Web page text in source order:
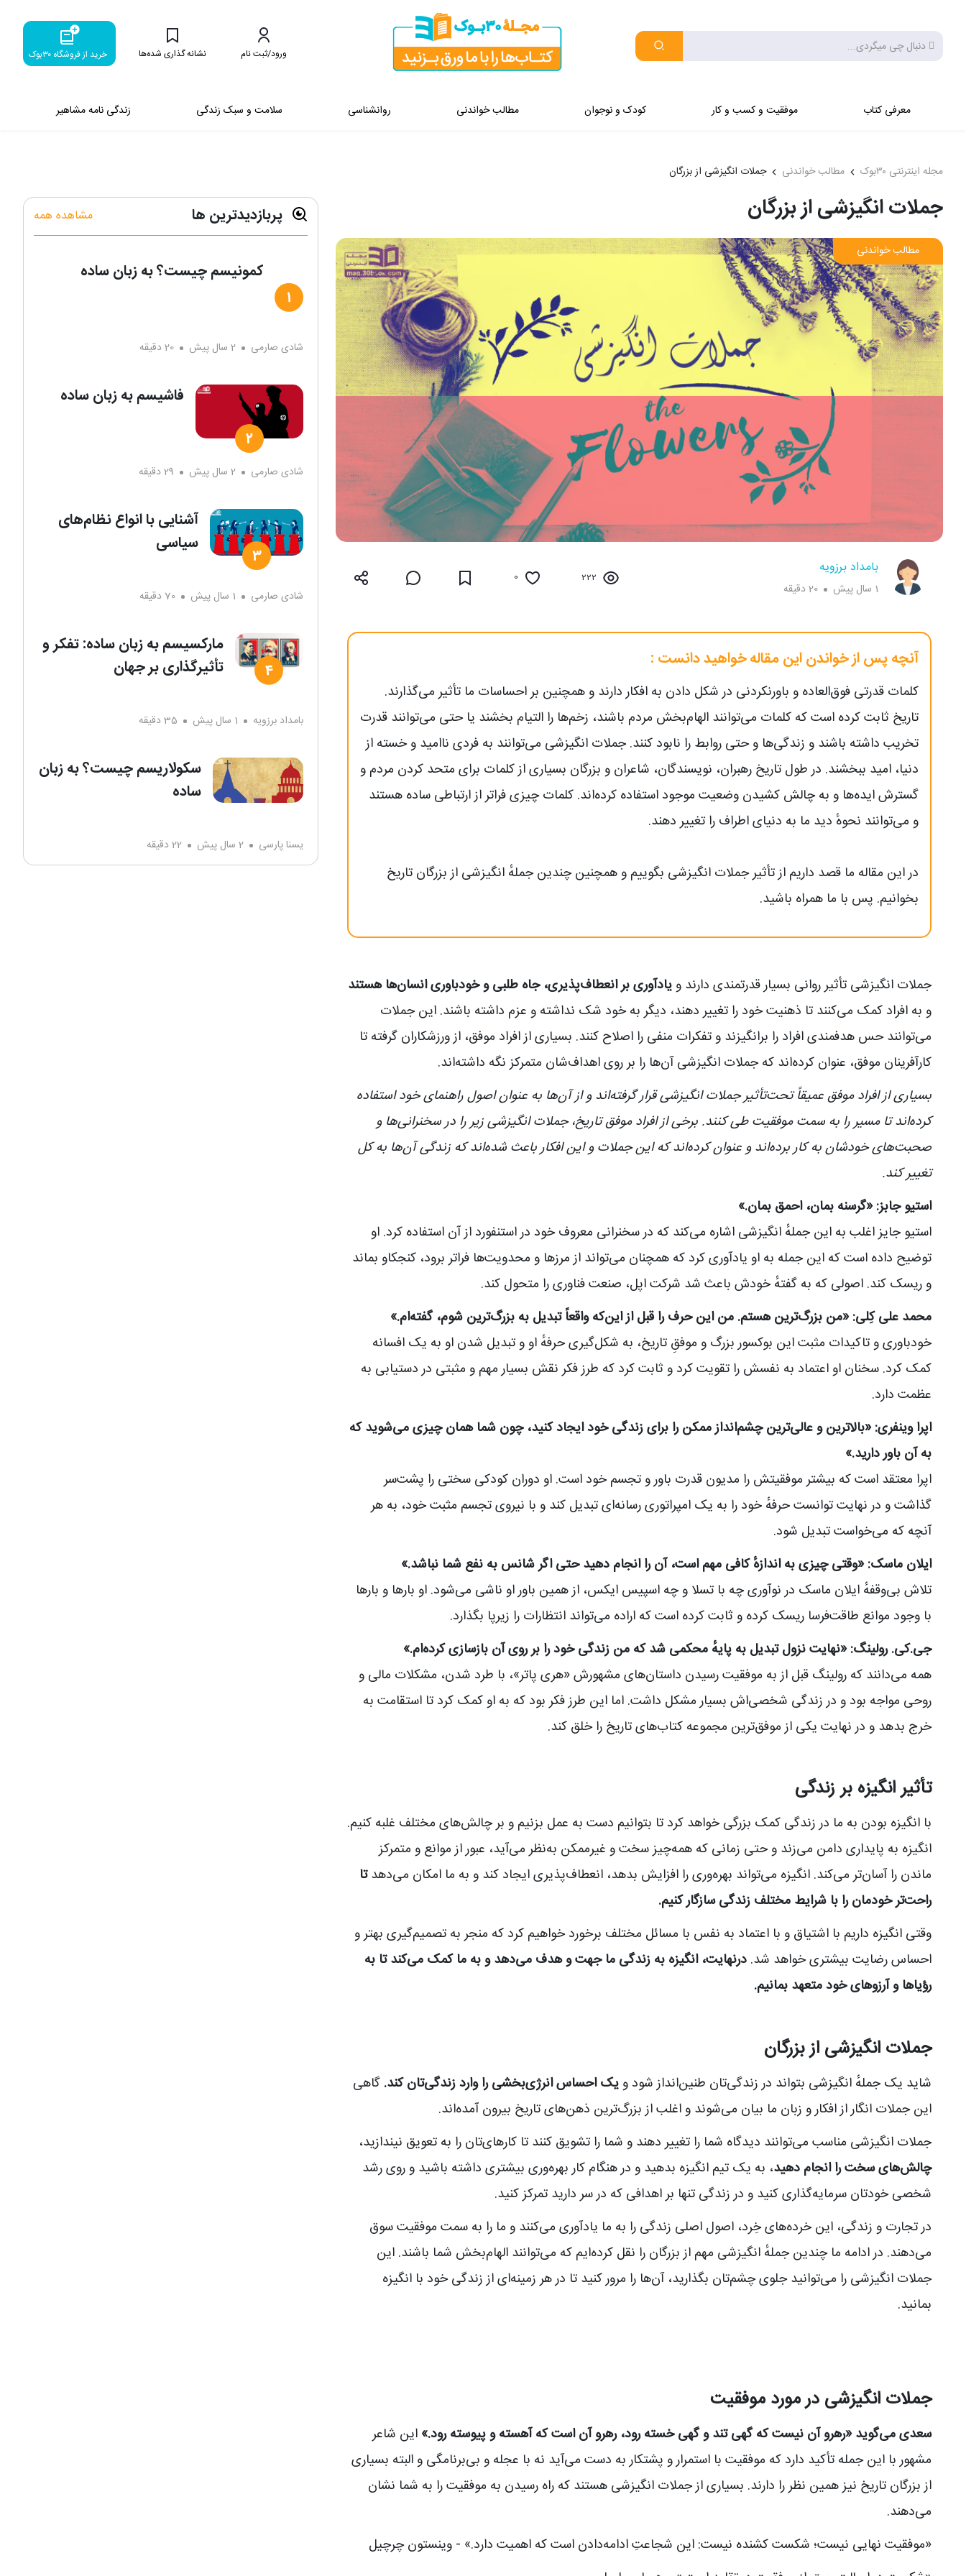
ورود/ثبت نام نشانه گذاری شده‌ها خرید از فروشگاه ۳۰بوک
معرفی کتاب موفقیت و کسب و کار کودک و نوجوان مطالب خواندنی روانشناسی سلامت و سبک زندگی زندگی نامه مشاهیر
مجله اینترنتی ۳۰بوک مطالب خواندنی جملات انگیزشی از بزرگان
جملات انگیزشی از بزرگان
مطالب خواندنی
بامداد برزویه
1 سال پیش 20 دقیقه
222
0
آنچه پس از خواندن این مقاله خواهید دانست :
کلمات قدرتی فوق‌العاده و باورنکردنی در شکل دادن به افکار دارند و همچنین بر احساسات ما تأثیر می‌گذارند.
تاریخ ثابت کرده است که کلمات می‌توانند الهام‌بخش مردم باشند، زخم‌ها را التیام بخشند یا حتی می‌توانند قدرت
تخریب داشته باشند و زندگی‌ها و حتی روابط را نابود کنند. جملات انگیزشی می‌توانند به فردی ناامید و خسته از
دنیا، امید ببخشند. در طول تاریخ رهبران، نویسندگان، شاعران و بزرگان بسیاری از کلمات برای متحد کردن مردم و
گسترش ایده‌ها و به چالش کشیدن وضعیت موجود استفاده کرده‌اند. کلمات چیزی فراتر از ارتباطی ساده هستند
و می‌توانند نحوهٔ دید ما به دنیای اطراف را تغییر دهند.
در این مقاله ما قصد داریم از تأثیر جملات انگیزشی بگوییم و همچنین چندین جملهٔ انگیزشی از بزرگان تاریخ
بخوانیم. پس با ما همراه باشید.
جملات انگیزشی تأثیر روانی بسیار قدرتمندی دارند و یادآوری بر انعطاف‌پذیری، جاه طلبی و خودباوری انسان‌ها هستند
و به افراد کمک می‌کنند تا ذهنیت خود را تغییر دهند، دیگر به خود شک نداشته و عزم داشته باشند. این جملات
می‌توانند حس هدفمندی افراد را برانگیزند و تفکرات منفی را اصلاح کنند. بسیاری از افراد موفق، از ورزشکاران گرفته تا
کارآفرینان موفق، عنوان کرده‌اند که جملات انگیزشی آن‌ها را بر روی اهداف‌شان متمرکز نگه داشته‌اند.
بسیاری از افراد موفق عمیقاً تحت‌تأثیر جملات انگیزشی قرار گرفته‌اند و از آن‌ها به عنوان اصول راهنمای خود استفاده
کرده‌اند تا مسیر را به سمت موفقیت طی کنند. برخی از افراد موفق تاریخ، جملات انگیزشی زیر را در سخنرانی‌ها و
صحبت‌های خودشان به کار برده‌اند و عنوان کرده‌اند که این جملات و این افکار باعث شده‌اند که زندگی آن‌ها به کل
تغییر کند.
استیو جابز: «گرسنه بمان، احمق بمان.»
استیو جایز اغلب به این جملهٔ انگیزشی اشاره می‌کند که در سخنرانی معروف خود در استنفورد از آن استفاده کرد. او
توضیح داده است که این جمله به او یادآوری کرد که همچنان می‌تواند از مرزها و محدویت‌ها فراتر برود، کنجکاو بماند
و ریسک کند. اصولی که به گفتهٔ خودش باعث شد شرکت اپل، صنعت فناوری را متحول کند.
محمد علی کِلی: «من بزرگ‌ترین هستم. من این حرف را قبل از این‌که واقعاً تبدیل به بزرگ‌ترین شوم، گفته‌ام.»
خودباوری و تاکیدات مثبت این بوکسور بزرگ و موفقِ تاریخ، به شکل‌گیری حرفهٔ او و تبدیل شدن او به یک افسانه
کمک کرد. سخنان او اعتماد به نفسش را تقویت کرد و ثابت کرد که طرز فکر نقش بسیار مهم و مثبتی در دستیابی به
عظمت دارد.
اپرا وینفری: «بالاترین و عالی‌ترین چشم‌انداز ممکن را برای زندگی خود ایجاد کنید، چون شما همان چیزی می‌شوید که
به آن باور دارید.»
اپرا معتقد است که بیشتر موفقیتش را مدیون قدرت باور و تجسم خود است. او دوران کودکی سختی را پشت‌سر
گذاشت و در نهایت توانست حرفهٔ خود را به یک امپراتوری رسانه‌ای تبدیل کند و با نیروی تجسم مثبت خود، به هر
آنچه که می‌خواست تبدیل شود.
ایلان ماسک: «وقتی چیزی به اندازهٔ کافی مهم است، آن را انجام دهید حتی اگر شانس به نفع شما نباشد.»
تلاش بی‌وقفهٔ ایلان ماسک در نوآوری چه با تسلا و چه اسپیس ایکس، از همین باور او ناشی می‌شود. او بارها و بارها
با وجود موانع طاقت‌فرسا ریسک کرده و ثابت کرده است که اراده می‌تواند انتظارات را زیرپا بگذارد.
جی.کی. رولینگ: «نهایت نزول تبدیل به پایهٔ محکمی شد که من زندگی خود را بر روی آن بازسازی کرده‌ام.»
همه می‌دانند که رولینگ قبل از به موفقیت رسیدن داستان‌های مشهورش «هری پاتر»، با طرد شدن، مشکلات مالی و
روحی مواجه بود و در زندگی شخصی‌اش بسیار مشکل داشت. اما این طرز فکر بود که به او کمک کرد تا استقامت به
خرج بدهد و در نهایت یکی از موفق‌ترین مجموعه‌ کتاب‌های تاریخ را خلق کند.
تأثیر انگیزه بر زندگی
با انگیزه بودن به ما در زندگی کمک بزرگی خواهد کرد تا بتوانیم دست به عمل بزنیم و بر چالش‌های مختلف غلبه کنیم.
انگیزه به پایداری دامن می‌زند و حتی زمانی که همه‌چیز سخت و غیرممکن به‌نظر می‌آید، عبور از موانع و متمرکز
ماندن را آسان‌تر می‌کند. انگیزه می‌تواند بهره‌وری را افزایش بدهد، انعطاف‌پذیری ایجاد کند و به ما امکان می‌دهدتا
راحت‌تر خودمان را با شرایط مختلف زندگی سازگار کنیم.
وقتی انگیزه داریم با اشتیاق و با اعتماد به نفس با مسائل مختلف برخورد خواهیم کرد که منجر به تصمیم‌گیری بهتر و
احساس رضایت بیشتری خواهد شد. درنهایت، انگیزه به زندگی ما جهت و هدف می‌دهد و به ما کمک می‌کند تا به
رؤیاها و آرزوهای خود متعهد بمانیم.
جملات انگیزشی از بزرگان
شاید یک جملهٔ انگیزشی بتواند در زندگی‌تان طنین‌انداز شود و یک احساس انرژی‌بخشی را وارد زندگی‌تان کند. گاهی
این جملات انگار از افکار و زبان ما بیان می‌شوند و اغلب از بزرگ‌ترین ذهن‌های تاریخ بیرون آمده‌اند.
جملات انگیزشی مناسب می‌توانند دیدگاه شما را تغییر دهند و شما را تشویق کنند تا کارهای‌تان را به تعویق نیندازید،
چالش‌های سخت را انجام دهید، به یک تیم انگیزه بدهید و در هنگام کار بهره‌وری بیشتری داشته باشید و روی رشد
شخصی خودتان سرمایه‌گذاری کنید و در زندگی تنها بر اهدافی که در سر دارید تمرکز کنید.
در تجارت و زندگی، این خرده‌های خِرد، اصول اصلی زندگی را به ما یادآوری می‌کنند و ما را به سمت موفقیت سوق
می‌دهند. در ادامه ما چندین جملهٔ انگیزشی مهم از بزرگان را نقل کرده‌ایم که می‌توانند الهام‌بخش شما باشند. این
جملات انگیزشی را می‌توانید جلوی چشم‌تان بگذارید، آن‌ها را مرور کنید تا در هر زمینه‌ای از زندگی خود با انگیزه
بمانید.
جملات انگیزشی در مورد موفقیت
سعدی می‌گوید «رهرو آن نیست که گهی تند و گهی خسته رود، رهرو آن است که آهسته و پیوسته رود.» این شاعر
مشهور با این جمله تأکید دارد که موفقیت با استمرار و پشتکار به دست می‌آید نه با عجله و بی‌برنامگی و البته بسیاری
از بزرگان تاریخ نیز همین نظر را دارند. بسیاری از جملات انگیزشی هستند که راه رسیدن به موفقیت را به شما نشان
می‌دهند.
«موفقیت نهایی نیست؛ شکست کشنده نیست: این شجاعتِ ادامه‌دادن است که اهمیت دارد.» - وینستون چرچیل
پربازدیدترین ها مشاهده همه
کمونیسم چیست؟ به زبان ساده
شادی صارمی 2 سال پیش 20 دقیقه
فاشیسم به زبان ساده
شادی صارمی 2 سال پیش 29 دقیقه
آشنایی با انواع نظام‌های
سیاسی
شادی صارمی 1 سال پیش 70 دقیقه
مارکسیسم به زبان ساده: تفکر و
تأثیرگذاری بر جهان
بامداد برزویه 1 سال پیش 35 دقیقه
سکولاریسم چیست؟ به زبان
ساده
یسنا پارسی 2 سال پیش 22 دقیقه